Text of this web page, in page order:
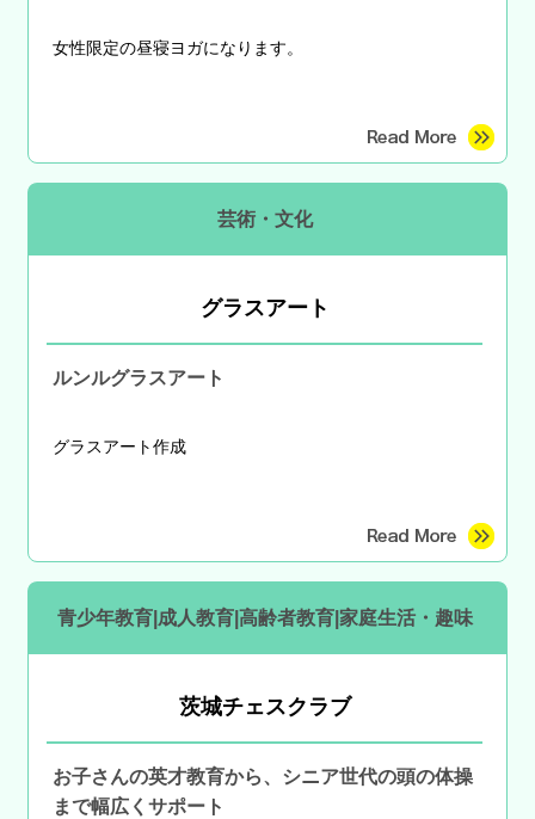
女性限定の昼寝ヨガになります。
芸術・文化
グラスアート
ルンルグラスアート
グラスアート作成
青少年教育|成人教育|高齢者教育|家庭生活・趣味
茨城チェスクラブ
お子さんの英才教育から、シニア世代の頭の体操
まで幅広くサポート